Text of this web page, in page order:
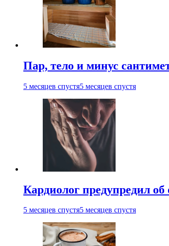
Пар, тело и минус
5 месяцев спустя5 месяцев спустя
Кардиолог предупредил об
5 месяцев спустя5 месяцев спустя